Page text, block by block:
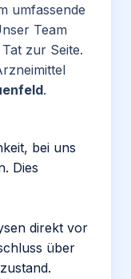
umfassende
Team
zur Seite.
.
bei uns
Dies
direkt vor
über